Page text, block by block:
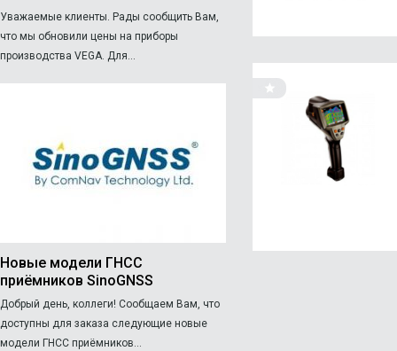
Уважаемые клиенты. Рады сообщить Вам,
что мы обновили цены на приборы
производства VEGA. Для...
Новые модели ГНСС
приёмников SinoGNSS
Добрый день, коллеги! Сообщаем Вам, что
доступны для заказа следующие новые
модели ГНСС приёмников...